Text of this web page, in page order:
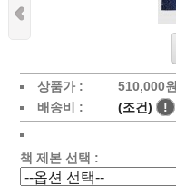
상품가 : 510,000원
배송비 :
(조건) !
책 제본 선택 :